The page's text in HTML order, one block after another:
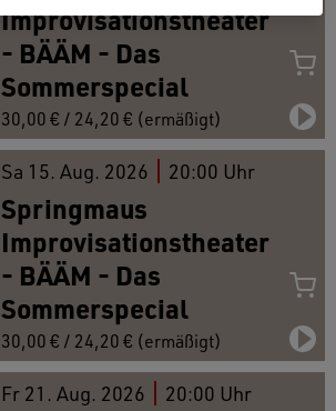
Improvisationstheater
- BÄÄM - Das
Sommerspecial
30,00 € / 24,20 € (ermäßigt)
Sa 15. Aug. 2026 20:00 Uhr
Springmaus
Improvisationstheater
- BÄÄM - Das
Sommerspecial
30,00 € / 24,20 € (ermäßigt)
Fr 21. Aug. 2026 20:00 Uhr